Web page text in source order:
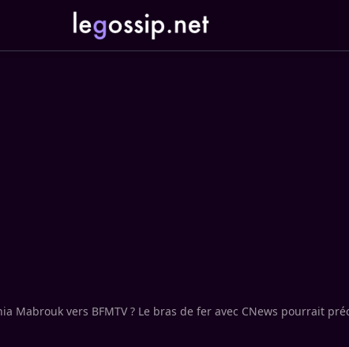
Mabrouk vers BFMTV ? Le bras de fer avec CNews pourrait